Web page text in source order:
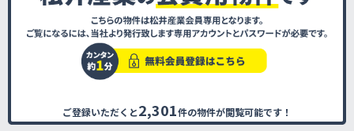
ご登録いただくと2,301件の物件が閲覧可能です！